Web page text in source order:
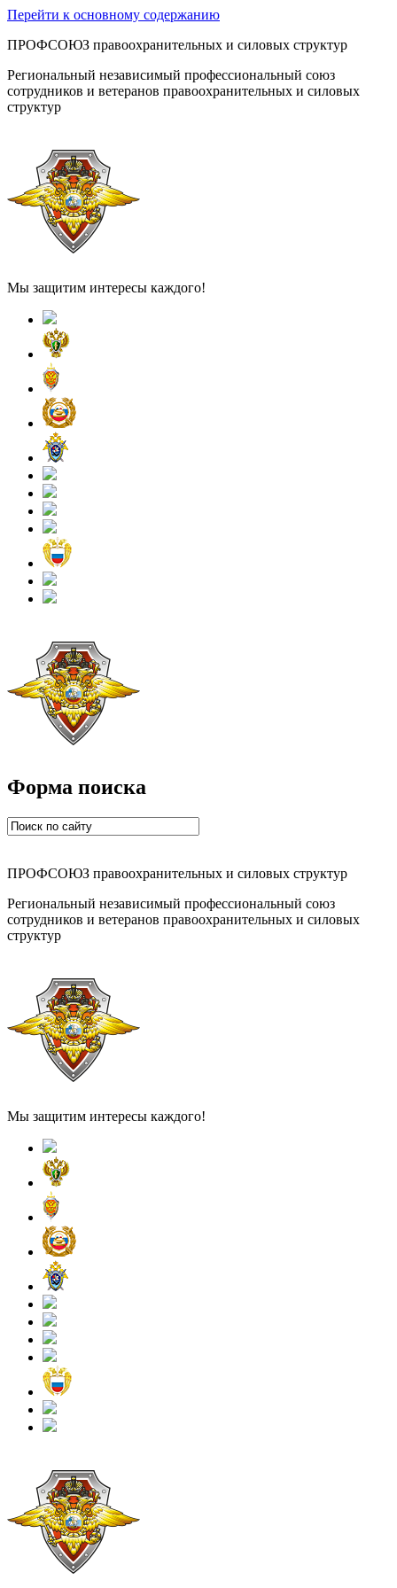
Перейти к основному содержанию
ПРОФСОЮЗ правоохранительных и силовых структур
Региональный независимый профессиональный союз
сотрудников и ветеранов правоохранительных и силовых
структур
Мы защитим интересы каждого!
Форма поиска
ПРОФСОЮЗ правоохранительных и силовых структур
Региональный независимый профессиональный союз
сотрудников и ветеранов правоохранительных и силовых
структур
Мы защитим интересы каждого!